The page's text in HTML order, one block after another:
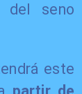
del seno
este